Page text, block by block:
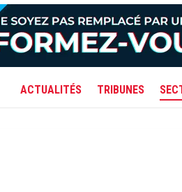
ACTUALITÉS TRIBUNES